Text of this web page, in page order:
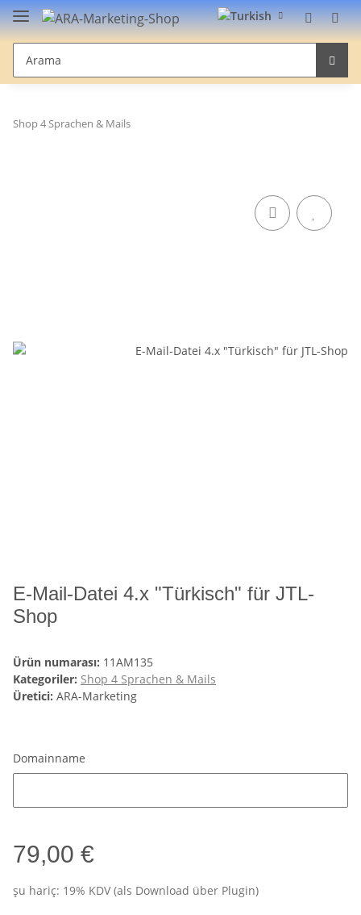
Shop 4 Sprachen & Mails
E-Mail-Datei 4.x "Türkisch" für JTL-
Shop
Ürün numarası: 11AM135
Kategoriler: Shop 4 Sprachen & Mails
Üretici: ARA-Marketing
Domainname
79,00 €
şu hariç: 19% KDV (als Download über Plugin)